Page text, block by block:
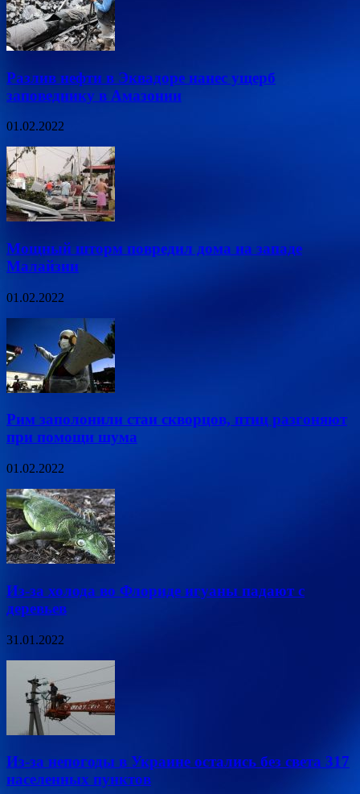
Разлив нефти в Эквадоре нанес ущерб
заповеднику в Амазонии
01.02.2022
Мощный шторм повредил дома на западе
Малайзии
01.02.2022
Рим заполонили стаи скворцов, птиц разгоняют
при помощи шума
01.02.2022
Из-за холода во Флориде игуаны падают с
деревьев
31.01.2022
Из-за непогоды в Украине остались без света 317
населенных пунктов